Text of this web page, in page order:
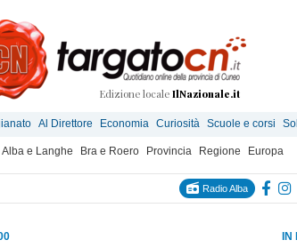
Edizione locale IlNazionale.it
Al Direttore Economia Curiosità Scuole e corsi
Alba e Langhe Bra e Roero Provincia Regione Europa
Radio Alba